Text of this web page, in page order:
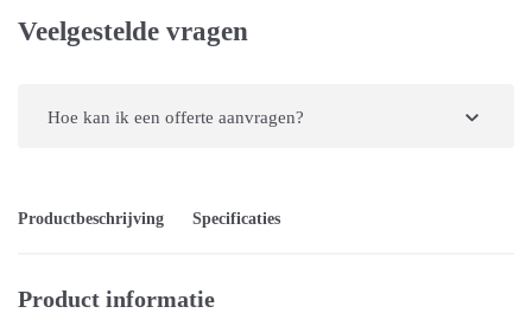
Veelgestelde vragen
Hoe kan ik een offerte aanvragen?
Productbeschrijving Specificaties
Product informatie